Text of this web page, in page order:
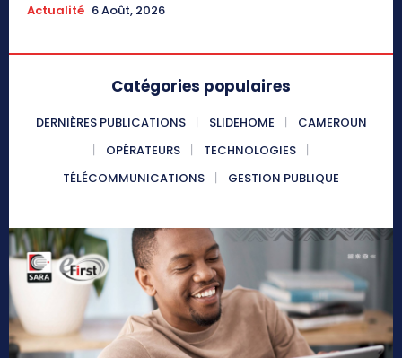
Actualité 6 Août, 2026
Catégories populaires
DERNIÈRES PUBLICATIONS SLIDEHOME
CAMEROUN
OPÉRATEURS
TECHNOLOGIES
TÉLÉCOMMUNICATIONS
GESTION PUBLIQUE